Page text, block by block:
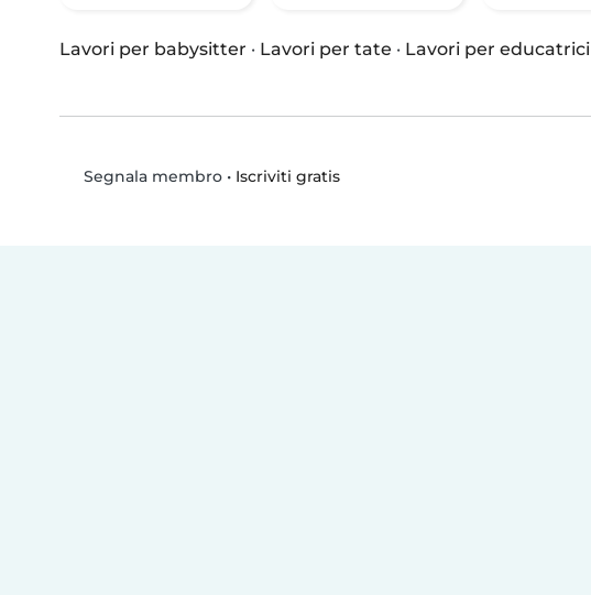
Lavori per babysitter · Lavori per tate · Lavori per educatrici
Segnala membro• Iscriviti gratis